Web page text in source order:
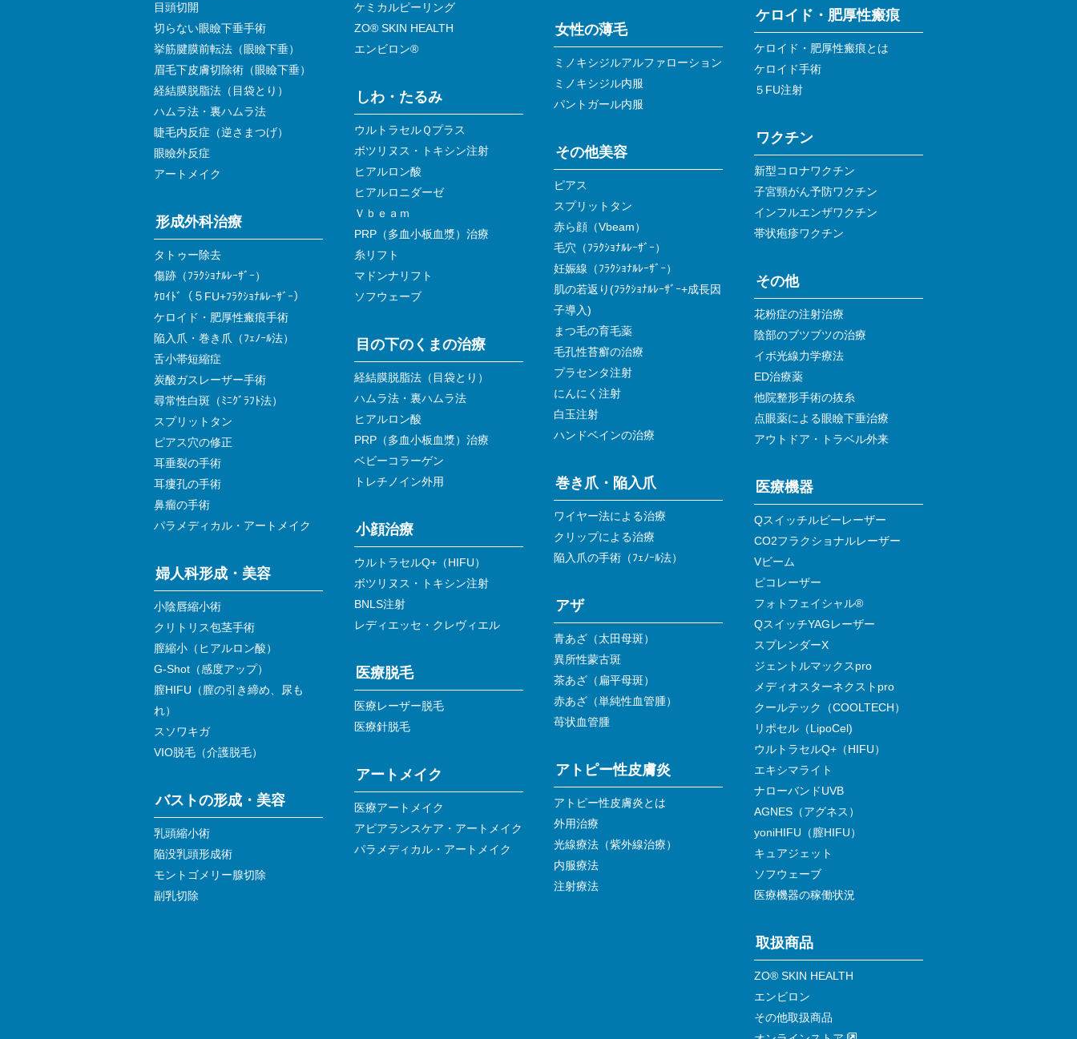
目頭切開
切らない眼瞼下垂手術
挙筋腱膜前転法（眼瞼下垂）
眉毛下皮膚切除術（眼瞼下垂）
経結膜脱脂法（目袋とり）
ハムラ法・裏ハムラ法
睫毛内反症（逆さまつげ）
眼瞼外反症
アートメイク
形成外科治療
タトゥー除去
傷跡（ﾌﾗｸｼｮﾅﾙﾚｰｻﾞｰ）
ｹﾛｲﾄﾞ（５FU+ﾌﾗｸｼｮﾅﾙﾚｰｻﾞｰ）
ケロイド・肥厚性瘢痕手術
陥入爪・巻き爪（ﾌｪﾉｰﾙ法）
舌小帯短縮症
炭酸ガスレーザー手術
尋常性白斑（ﾐﾆｸﾞﾗﾌﾄ法）
スプリットタン
ピアス穴の修正
耳垂裂の手術
耳瘻孔の手術
鼻瘤の手術
パラメディカル・アートメイク
婦人科形成・美容
小陰唇縮小術
クリトリス包茎手術
膣縮小（ヒアルロン酸）
G-Shot（感度アップ）
膣HIFU（膣の引き締め、尿も
れ）
スソワキガ
VIO脱毛（介護脱毛）
バストの形成・美容
乳頭縮小術
陥没乳頭形成術
モントゴメリー腺切除
副乳切除
ケミカルピーリング
ZO® SKIN HEALTH
エンビロン®
しわ・たるみ
ウルトラセルＱプラス
ボツリヌス・トキシン注射
ヒアルロン酸
ヒアルロニダーゼ
Ｖｂｅａｍ
PRP（多血小板血漿）治療
糸リフト
マドンナリフト
ソフウェーブ
目の下のくまの治療
経結膜脱脂法（目袋とり）
ハムラ法・裏ハムラ法
ヒアルロン酸
PRP（多血小板血漿）治療
ベビーコラーゲン
トレチノイン外用
小顔治療
ウルトラセルQ+（HIFU）
ボツリヌス・トキシン注射
BNLS注射
レディエッセ・クレヴィエル
医療脱毛
医療レーザー脱毛
医療針脱毛
アートメイク
医療アートメイク
アピアランスケア・アートメイク
パラメディカル・アートメイク
女性の薄毛
ミノキシジルアルファローション
ミノキシジル内服
パントガール内服
その他美容
ピアス
スプリットタン
赤ら顔（Vbeam）
毛穴（ﾌﾗｸｼｮﾅﾙﾚｰｻﾞｰ）
妊娠線（ﾌﾗｸｼｮﾅﾙﾚｰｻﾞｰ）
肌の若返り(ﾌﾗｸｼｮﾅﾙﾚｰｻﾞｰ+成長因
子導入)
まつ毛の育毛薬
毛孔性苔癬の治療
プラセンタ注射
にんにく注射
白玉注射
ハンドベインの治療
巻き爪・陥入爪
ワイヤー法による治療
クリップによる治療
陥入爪の手術（ﾌｪﾉｰﾙ法）
アザ
青あざ（太田母斑）
異所性蒙古斑
茶あざ（扁平母斑）
赤あざ（単純性血管腫）
苺状血管腫
アトピー性皮膚炎
アトピー性皮膚炎とは
外用治療
光線療法（紫外線治療）
内服療法
注射療法
ケロイド・肥厚性瘢痕
ケロイド・肥厚性瘢痕とは
ケロイド手術
５FU注射
ワクチン
新型コロナワクチン
子宮頸がん予防ワクチン
インフルエンザワクチン
帯状疱疹ワクチン
その他
花粉症の注射治療
陰部のブツブツの治療
イボ光線力学療法
ED治療薬
他院整形手術の抜糸
点眼薬による眼瞼下垂治療
アウトドア・トラベル外来
医療機器
Qスイッチルビーレーザー
CO2フラクショナルレーザー
Vビーム
ピコレーザー
フォトフェイシャル®
QスイッチYAGレーザー
スプレンダーX
ジェントルマックスpro
メディオスターネクストpro
クールテック（COOLTECH）
リポセル（LipoCel)
ウルトラセルQ+（HIFU）
エキシマライト
ナローバンドUVB
AGNES（アグネス）
yoniHIFU（膣HIFU）
キュアジェット
ソフウェーブ
医療機器の稼働状況
取扱商品
ZO® SKIN HEALTH
エンビロン
その他取扱商品